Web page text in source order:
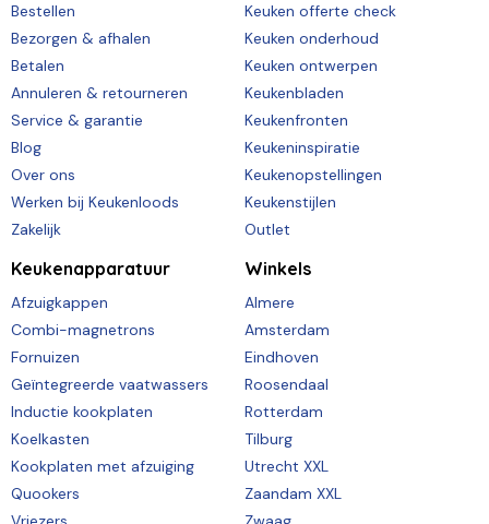
Bestellen
Bezorgen & afhalen
Betalen
Annuleren & retourneren
Service & garantie
Blog
Over ons
Werken bij Keukenloods
Zakelijk
Keuken offerte check
Keuken onderhoud
Keuken ontwerpen
Keukenbladen
Keukenfronten
Keukeninspiratie
Keukenopstellingen
Keukenstijlen
Outlet
Keukenapparatuur
Afzuigkappen
Combi-magnetrons
Fornuizen
Geïntegreerde vaatwassers
Inductie kookplaten
Koelkasten
Kookplaten met afzuiging
Quookers
Winkels
Almere
Amsterdam
Eindhoven
Roosendaal
Rotterdam
Tilburg
Utrecht XXL
Zaandam XXL